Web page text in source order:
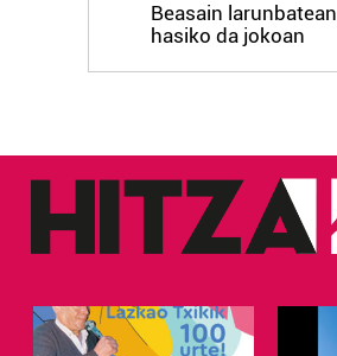
Beasain larunbatean
hasiko da jokoan